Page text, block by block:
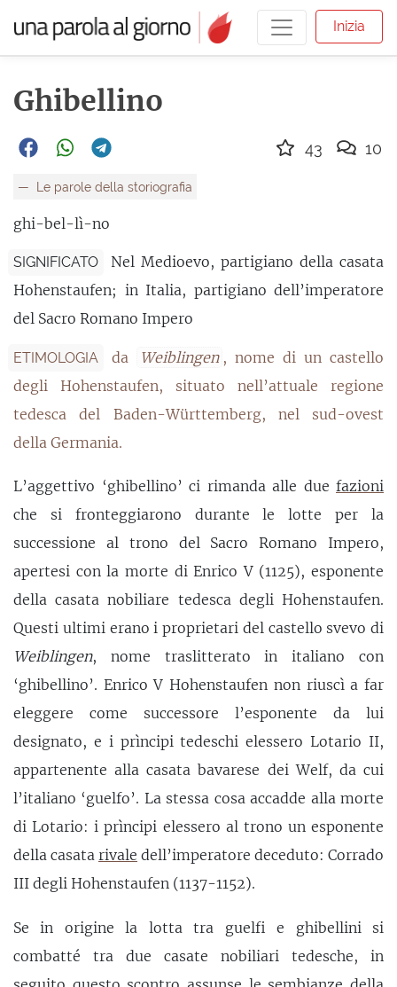
Inizia
Ghibellino
Le parole della storiografia
ghi-bel-lì-no
SIGNIFICATO
Nel Medioevo, partigiano della casata
Hohenstaufen; in Italia, partigiano dell’imperatore
del Sacro Romano Impero
ETIMOLOGIA da Weiblingen , nome di un castello
degli Hohenstaufen, situato nell’attuale regione
tedesca del Baden-Württemberg, nel sud-ovest
della Germania.
L’aggettivo ‘ghibellino’ ci rimanda alle due fazioni
che si fronteggiarono durante le lotte per la
successione al trono del Sacro Romano Impero,
apertesi con la morte di Enrico V (1125), esponente
della casata nobiliare tedesca degli Hohenstaufen.
Questi ultimi erano i proprietari del castello svevo di
Weiblingen, nome traslitterato in italiano con
‘ghibellino’. Enrico V Hohenstaufen non riuscì a far
eleggere come successore l’esponente da lui
designato, e i prìncipi tedeschi elessero Lotario II,
appartenente alla casata bavarese dei Welf, da cui
l’italiano ‘guelfo’. La stessa cosa accadde alla morte
di Lotario: i prìncipi elessero al trono un esponente
della casata rivale dell’imperatore deceduto: Corrado
III degli Hohenstaufen (1137-1152).
Se in origine la lotta tra guelfi e ghibellini si
combatté tra due casate nobiliari tedesche, in
43 10